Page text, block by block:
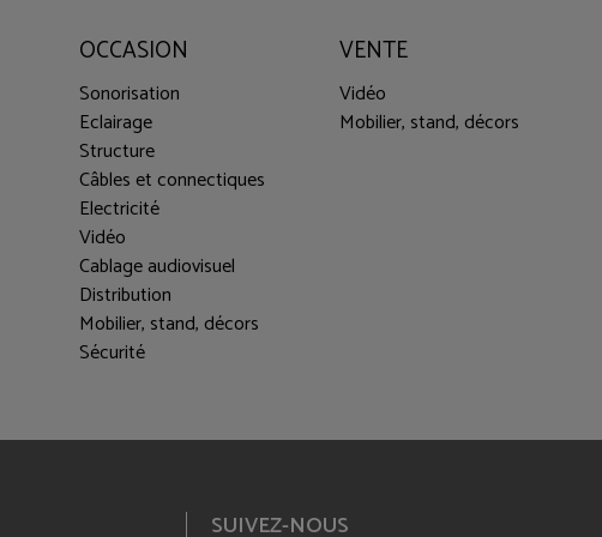
OCCASION
Sonorisation
Eclairage
Structure
Câbles et connectiques
Electricité
Vidéo
Cablage audiovisuel
Distribution
Mobilier, stand, décors
Sécurité
VENTE
Vidéo
Mobilier, stand, décors
SUIVEZ-NOUS